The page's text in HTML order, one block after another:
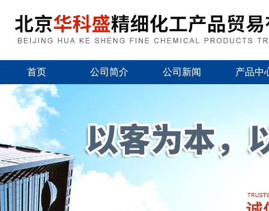
首页 公司简介 公司新闻 产品中